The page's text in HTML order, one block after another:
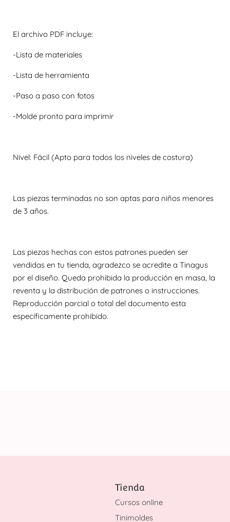
El archivo PDF incluye:
-Lista de materiales
-Lista de herramienta
-Paso a paso con fotos
-Molde pronto para imprimir
Nivel: Fácil (Apto para todos los niveles de costura)
Las piezas terminadas no son aptas para niños menores
de 3 años.
Las piezas hechas con estos patrones pueden ser
vendidas en tu tienda, agradezco se acredite a Tinagus
por el diseño. Queda prohibida la producción en masa, la
reventa y la distribución de patrones o instrucciones.
Reproducción parcial o total del documento esta
específicamente prohibido.
Tienda
Cursos online
Tinimoldes